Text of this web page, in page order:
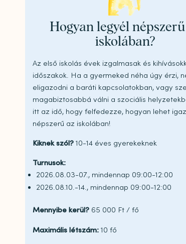
Hogyan legyél
iskolában?
Az első iskolás évek izgalmasak és
időszakok. Ha a gyermeked néha úgy érzi,
eligazodni a baráti kapcsolatokban, vagy
magabiztosabbá válni a szociális
itt az idő, hogy felfedezze, hogyan lehet
népszerű az iskolában!
Kiknek szól?10-14 éves gyerekeknek
Turnusok:
2026.08.03-07., mindennap 09:00-12:00
2026.08.10.-14., mindennap 09:00-12:00
Mennyibe kerül? 65 000 Ft / fő
Maximális létszám: 10 fő